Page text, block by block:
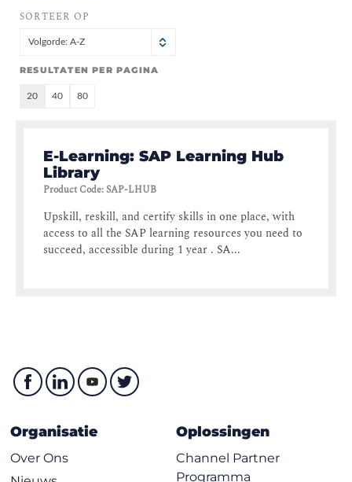
SORTEER OP
Volgorde: A-Z
RESULTATEN PER PAGINA
20 40 80
E-Learning: SAP Learning Hub
Library
Product Code:SAP-LHUB
Upskill, reskill, and certify skills in one place, with
access to all the SAP learning resources you need to
succeed, accessible during 1 year . SA...
Organisatie
Over Ons
Oplossingen
Channel Partner
Programma